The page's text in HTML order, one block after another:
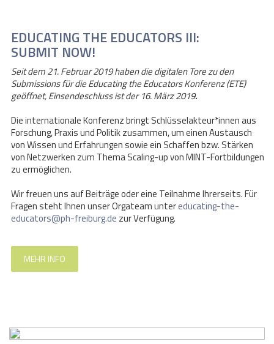
EDUCATING THE EDUCATORS III:
SUBMIT NOW!
Seit dem 21. Februar 2019 haben die digitalen Tore zu den
Submissions für die Educating the Educators Konferenz (ETE)
geöffnet, Einsendeschluss ist der 16. März 2019.
Die internationale Konferenz bringt Schlüsselakteur*innen aus
Forschung, Praxis und Politik zusammen, um einen Austausch
von Wissen und Erfahrungen sowie ein Schaffen bzw. Stärken
von Netzwerken zum Thema Scaling-up von MINT-Fortbildungen
zu ermöglichen.
Wir freuen uns auf Beiträge oder eine Teilnahme Ihrerseits. Für
Fragen steht Ihnen unser Orgateam untereducating-the-
educators@ph-freiburg.de zur Verfügung.
MEHR INFO